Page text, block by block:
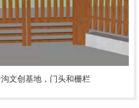
文创基地，门头和栅栏